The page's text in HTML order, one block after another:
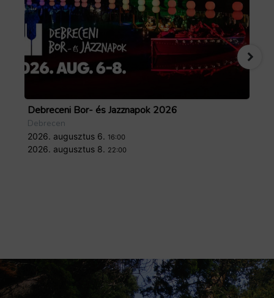
Debreceni Bor- és Jazznapok 2026
Debrecen
2026. augusztus 6. 16:00
2026. augusztus 8. 22:00